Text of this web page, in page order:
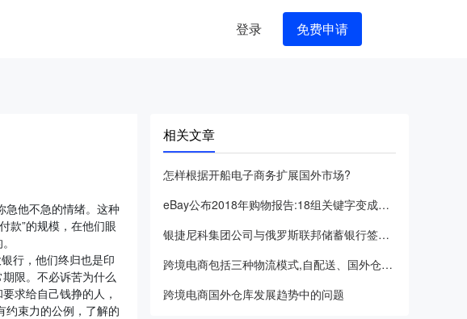
登录 免费申请
急他不急的情绪。这种
款”的规模，在他们眼
行，他们终归也是印
限。不必诉苦为什么
求给自己钱挣的人，
约束力的公例，了解的
相关文章
怎样根据开船电子商务扩展国外市场?
eBay公布2018年购物报告:18组关键字变成国外销售市场
银捷尼科集团公司与俄罗斯联邦储蓄银行签定合作协议
跨境电商包括三种物流模式,自配送、国外仓库,一件代发
跨境电商国外仓库发展趋势中的问题